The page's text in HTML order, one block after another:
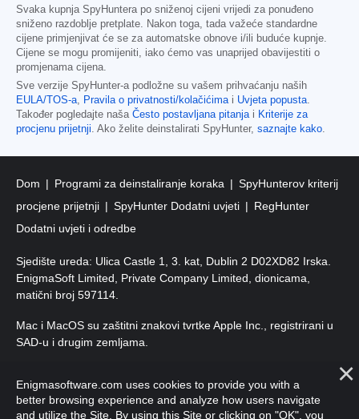
Svaka kupnja SpyHuntera po sniženoj cijeni vrijedi za ponuđeno
sniženo razdoblje pretplate. Nakon toga, tada važeće standardne
cijene primjenjivat će se za automatske obnove i/ili buduće kupnje.
Cijene se mogu promijeniti, iako ćemo vas unaprijed obavijestiti o
promjenama cijena.
Sve verzije SpyHunter-a podložne su vašem prihvaćanju naših
EULA/TOS-a, Pravila o privatnosti/kolačićimai Uvjeta popusta.
Također pogledajte naša Često postavljana pitanjai Kriterije za
procjenu prijetnji. Ako želite deinstalirati SpyHunter, saznajte kako.
Dom Programi za deinstaliranje koraka
SpyHunterov kriterij
procjene prijetnji
SpyHunter Dodatni uvjeti
RegHunter
Dodatni uvjeti i odredbe
Sjedište ureda: Ulica Castle 1, 3. kat, Dublin 2 D02XD82 Irska.
EnigmaSoft Limited, Private Company Limited, dionicama,
matični broj 597114.
Mac i MacOS su zaštitni znakovi tvrtke Apple Inc., registrirani u
SAD-u i drugim zemljama.
pridržana.
Enigmasoftware.com uses cookies to provide you with a
better browsing experience and analyze how users navigate
and utilize the Site. By using this Site or clicking on "OK", you